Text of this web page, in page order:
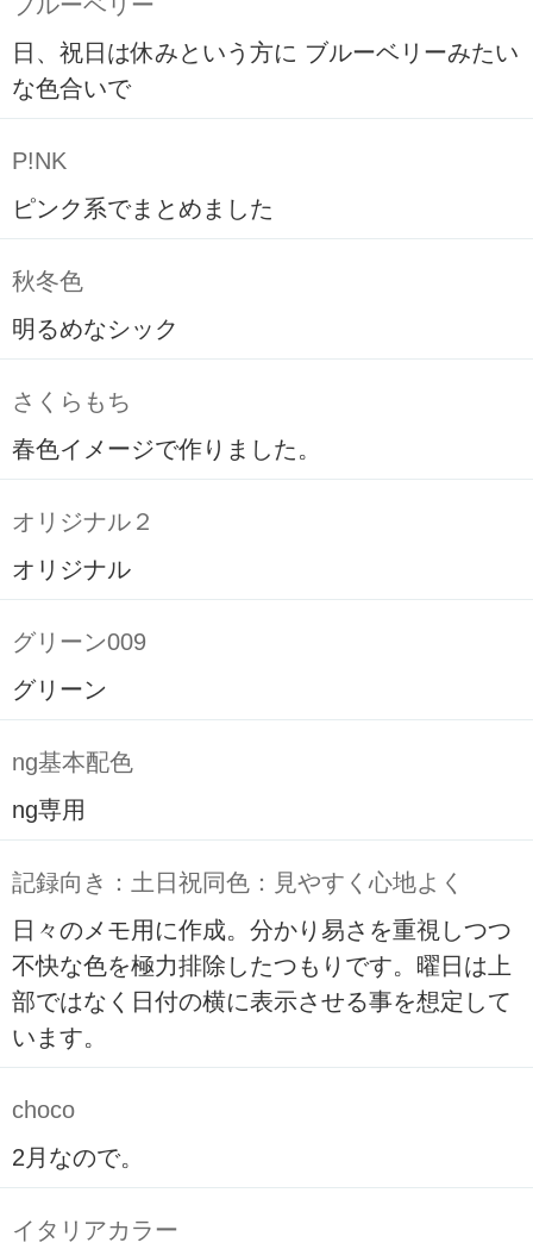
日、祝日は休みという方に ブルーベリーみたい
な色合いで
P!NK
ピンク系でまとめました
秋冬色
明るめなシック
さくらもち
春色イメージで作りました。
オリジナル２
オリジナル
グリーン009
グリーン
ng基本配色
ng専用
記録向き：土日祝同色：見やすく心地よく
日々のメモ用に作成。分かり易さを重視しつつ
不快な色を極力排除したつもりです。曜日は上
部ではなく日付の横に表示させる事を想定して
います。
choco
2月なので。
イタリアカラー